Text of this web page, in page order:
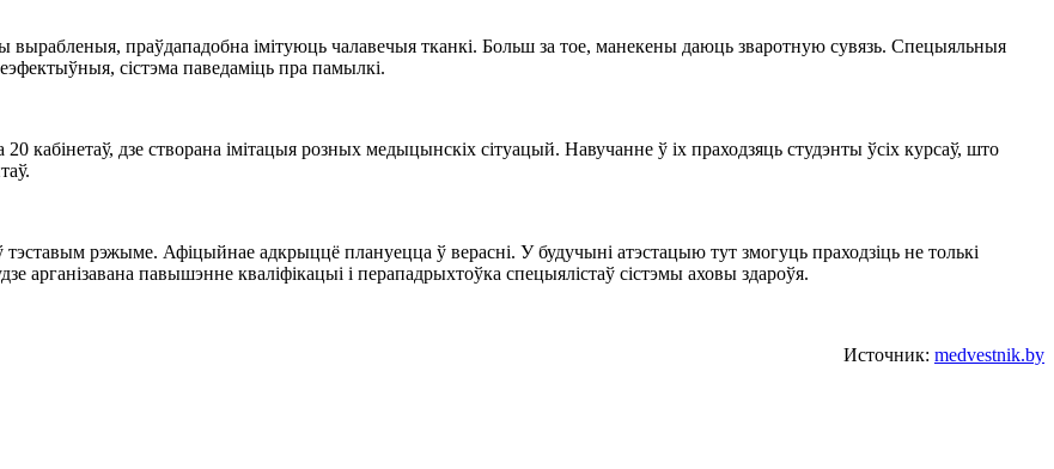
праўдападобна імітуюць чалавечыя тканкі. Больш за тое, манекены даюць зваротную сувязь. Спецыяльныя
сістэма паведаміць пра памылкі.
дзе створана імітацыя розных медыцынскіх сітуацый. Навучанне ў іх праходзяць студэнты ўсіх курсаў, што
рэжыме. Афіцыйнае адкрыццё плануецца ў верасні. У будучыні атэстацыю тут змогуць праходзіць не толькі
арганізавана павышэнне кваліфікацыі і перападрыхтоўка спецыялістаў сістэмы аховы здароўя.
Источник: medvestnik.by